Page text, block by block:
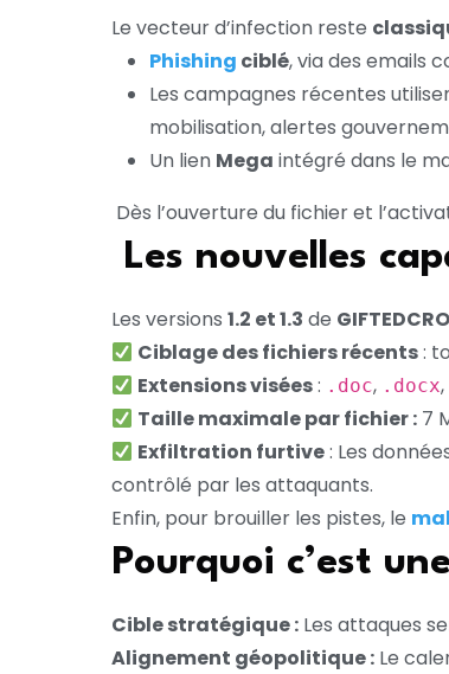
Le vecteur d’infection reste
Phishing ciblé, via des emails
Les campagnes récentes
mobilisation, alertes
Un lien Mega intégré dans le
Dès l’ouverture du fichier et
Les nouvelles
Les versions 1.2 et 1.3 de
Ciblage des fichiers récents:
Extensions visées: .doc, .docx,
Taille maximale par fichier : 7
Exfiltration furtive: Les
contrôlé par les attaquants.
Enfin, pour brouiller les pistes, le
Pourquoi c’est
Cible stratégique : Les attaques
Alignement géopolitique : Le